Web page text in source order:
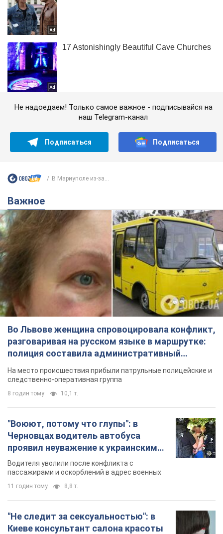
Не надоедаем! Только самое важное - подписывайся на
наш Telegram-канал
Подписаться Подписаться
В Мариуполе из-за...
Важное
Во Львове женщина спровоцировала конфликт,
разговаривая на русском языке в маршрутке:
полиция составила административный
протокол. Видео
На место происшествия прибыли патрульные полицейские и
следственно-оперативная группа
8 годин тому 10,1 т.
"Воюют, потому что глупы": в
Черновцах водитель автобуса
проявил неуважение к украинским
военным и поплатился за это.
Видео
Водителя уволили после конфликта с
пассажирами и оскорблений в адрес военных
11 годин тому 8,8 т.
"Не следит за сексуальностью": в
Киеве консультант салона красоты